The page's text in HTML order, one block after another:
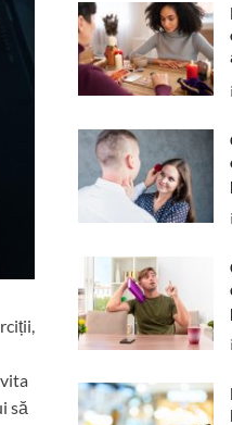
să